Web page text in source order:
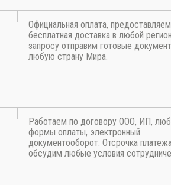
Официальная оплата,
бесплатная доставка в любой
запросу отправим готовые
любую страну Мира.
Работаем по договору ООО, ИП,
формы оплаты, электронный
документооборот. Отсрочка
обсудим любые условия